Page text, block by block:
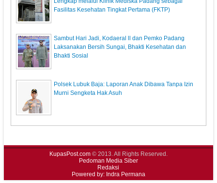
Fasilitas Kesehatan Tingkat Pertama (FKTP)
Sambut Hari Jadi, Kodaeral ll dan Pemko Padang
Laksanakan Bersih Sungai, Bhakti Kesehatan dan
Bhakti Sosial
Polsek Lubuk Baja: Laporan Anak Dibawa Tanpa Izin
Murni Sengketa Hak Asuh
KupasPost.com© 2013. All Rights Reserved.
Pedoman Media Siber
Redaksi
Powered by: Indra Permana